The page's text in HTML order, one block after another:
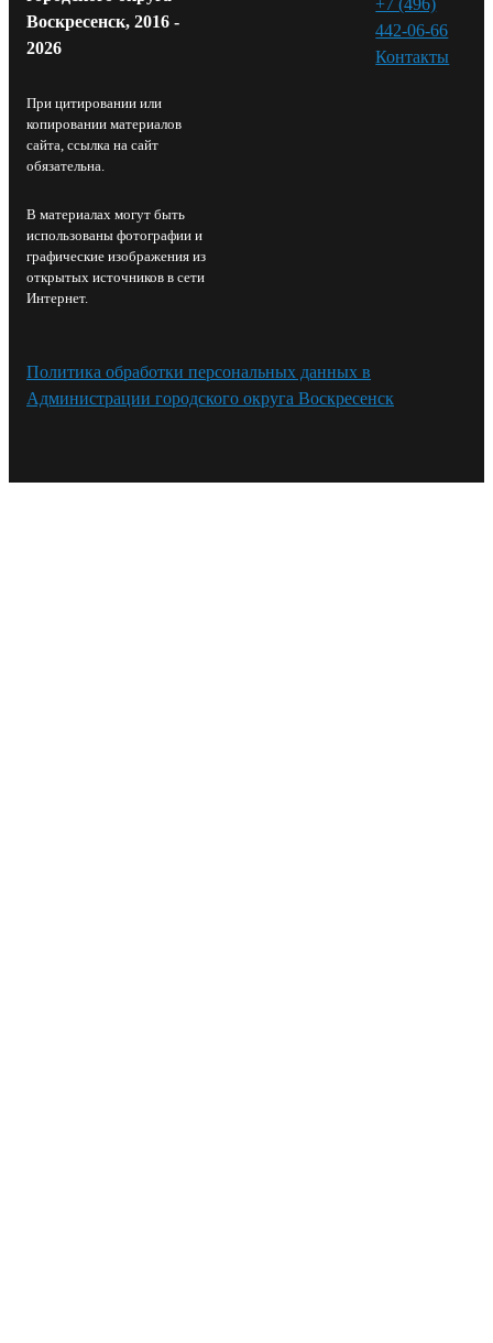
Воскресенск, 2016 -
2026
При цитировании или
копировании материалов
сайта, ссылка на сайт
обязательна.
В материалах могут быть
использованы фотографии и
графические изображения из
открытых источников в сети
Интернет.
442-06-66
Контакты⁠
Политика обработки персональных данных в
Администрации городского округа Воскресенск